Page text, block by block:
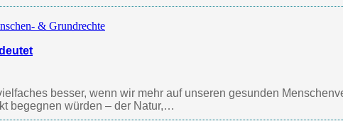
& Grundrechte
besser, wenn wir mehr auf unseren gesunden
begegnen würden – der Natur,…